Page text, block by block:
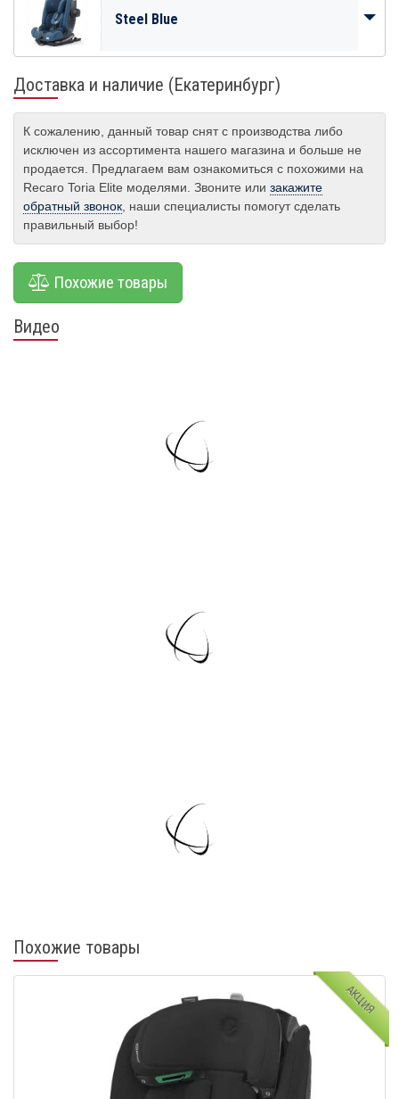
Steel Blue
Доставка и наличие (Екатеринбург)
К сожалению, данный товар снят с производства либо
исключен из ассортимента нашего магазина и больше не
продается. Предлагаем вам ознакомиться с похожими на
Recaro Toria Elite моделями. Звоните или закажите
обратный звонок, наши специалисты помогут сделать
правильный выбор!
Похожие товары
Видео
Похожие товары
АКЦИЯ